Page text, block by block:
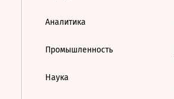
Аналитика
Промышленность
Наука